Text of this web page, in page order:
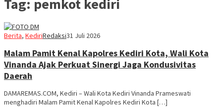
Tag: pemkot kediri
Berita, KediriRedaksi31 Juli 2026
Malam Pamit Kenal Kapolres Kediri Kota, Wali Kota
Vinanda Ajak Perkuat Sinergi Jaga Kondusivitas
Daerah
DAMAREMAS.COM, Kediri – Wali Kota Kediri Vinanda Prameswati
menghadiri Malam Pamit Kenal Kapolres Kediri Kota […]